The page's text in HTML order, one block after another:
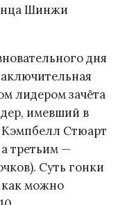
Шинжи
дня
лидером зачёта
имевший в
Кэмпбелл Стюарт
третьим —
Суть гонки
как можно